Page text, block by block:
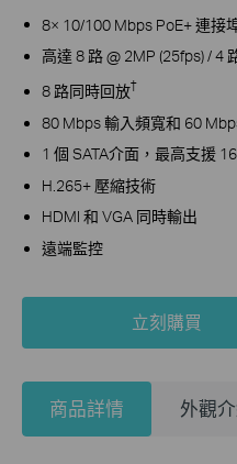
8× 10/100 Mbps PoE+ 連接
高達 8 路 @ 2MP (25fps) / 4
8 路同時回放†
80 Mbps 輸入頻寬和 60
1 個 SATA介面，最高支援
H.265+ 壓縮技術
HDMI 和 VGA 同時輸出
遠端監控
立刻購買
商品詳情 外觀